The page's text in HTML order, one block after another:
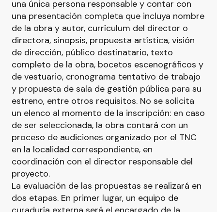
una única persona responsable y contar con
una presentación completa que incluya nombre
de la obra y autor, currículum del director o
directora, sinopsis, propuesta artística, visión
de dirección, público destinatario, texto
completo de la obra, bocetos escenográficos y
de vestuario, cronograma tentativo de trabajo
y propuesta de sala de gestión pública para su
estreno, entre otros requisitos. No se solicita
un elenco al momento de la inscripción: en caso
de ser seleccionada, la obra contará con un
proceso de audiciones organizado por el TNC
en la localidad correspondiente, en
coordinación con el director responsable del
proyecto.
La evaluación de las propuestas se realizará en
dos etapas. En primer lugar, un equipo de